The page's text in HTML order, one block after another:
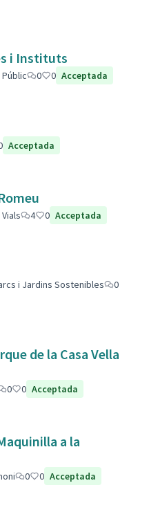
i Instituts
0 0 Acceptada
Acceptada
4 0 Acceptada
i Jardins Sostenibles
0
de la Casa Vella
0 0 Acceptada
a la
0 0 Acceptada